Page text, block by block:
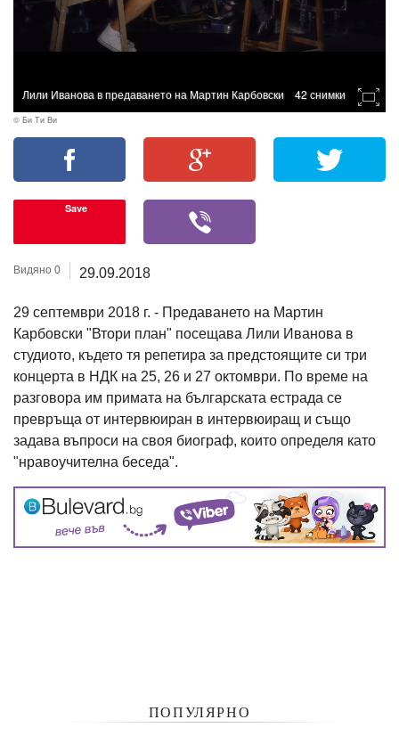
Лили Иванова в предаването на Мартин Карбовски 42 снимки
© Би Ти Ви
Save
Видяно 0 29.09.2018
29 септември 2018 г. - Предаването на Мартин
Карбовски "Втори план" посещава Лили Иванова в
студиото, където тя репетира за предстоящите си три
концерта в НДК на 25, 26 и 27 октомври. По време на
разговора им примата на българската естрада се
превръща от интервюиран в интервюиращ и също
задава въпроси на своя биограф, които определя като
"нравоучителна беседа".
ПОПУЛЯРНО